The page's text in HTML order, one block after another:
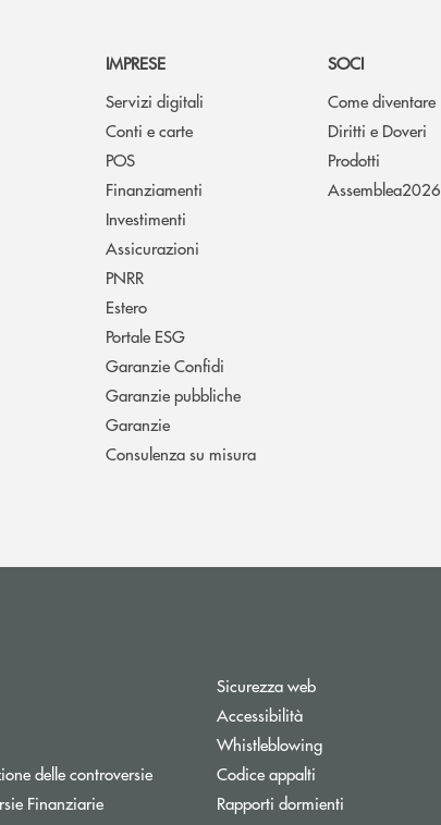
IMPRESE
Servizi digitali
Conti e carte
POS
Finanziamenti
Investimenti
Assicurazioni
PNRR
Estero
Portale ESG
Garanzie Confidi
Garanzie pubbliche
Garanzie
Consulenza su misura
SOCI
Come diventare
Diritti e Doveri
Prodotti
Assemblea2026
delle controversie
FinanziarieApre una nuova finestra
Sicurezza web
Accessibilità
Whistleblowing
Codice appalti
Rapporti dormienti